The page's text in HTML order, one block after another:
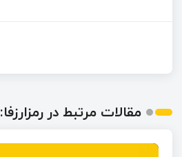
مقالات مرتبط در رمزارزفا: